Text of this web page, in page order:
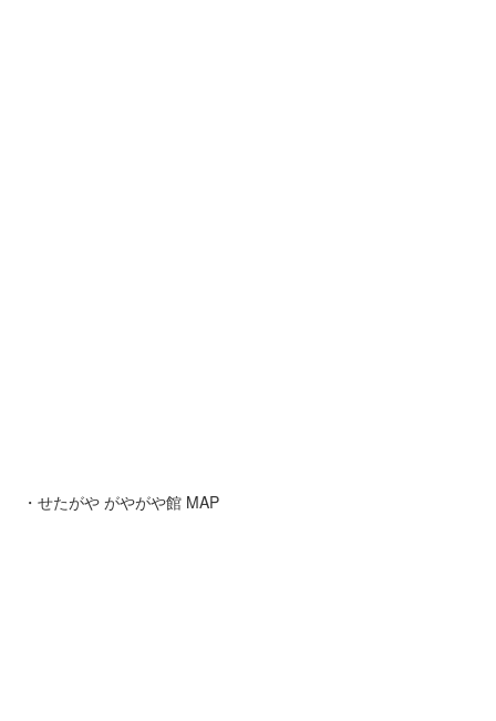
・せたがや がやがや館 MAP